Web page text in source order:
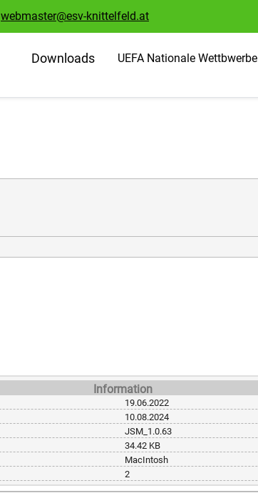
webmaster@esv-knittelfeld.at
Downloads UEFA Nationale Wettbwerbe
Information
19.06.2022
10.08.2024
JSM_1.0.63
34.42 KB
MacIntosh
2